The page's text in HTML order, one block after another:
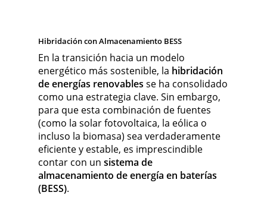
Hibridación con Almacenamiento BESS
En la transición hacia un modelo
energético más sostenible, la hibridación
de energías renovables se ha consolidado
como una estrategia clave. Sin embargo,
para que esta combinación de fuentes
(como la solar fotovoltaica, la eólica o
incluso la biomasa) sea verdaderamente
eficiente y estable, es imprescindible
contar con un sistema de
almacenamiento de energía en baterías
(BESS).